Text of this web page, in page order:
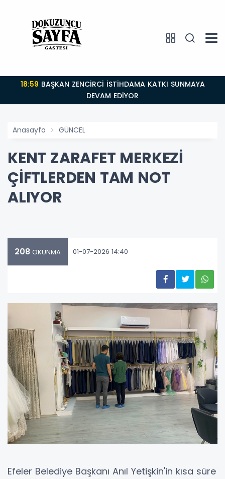
18:59
DEVAM EDİYOR
Anasayfa GÜNCEL
KENT ZARAFET MERKEZİ
ÇİFTLERDEN TAM NOT
ALIYOR
208 OKUNMA 01-07-2026 14:40
Efeler Belediye Başkanı Anıl Yetişkin'in kısa süre